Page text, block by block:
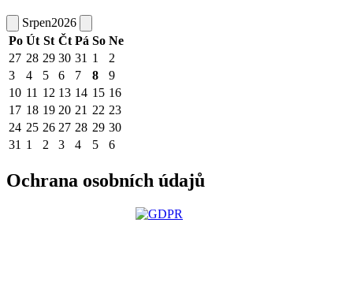
Srpen2026
Po Út St Čt Pá So Ne
27 28 29 30 31 1
2
3
4 5 6 7 8
9
10 11 12 13 14 15 16
17 18 19 20 21 22 23
24 25 26 27 28 29 30
31 1 2 3 4 5 6
Ochrana osobních údajů